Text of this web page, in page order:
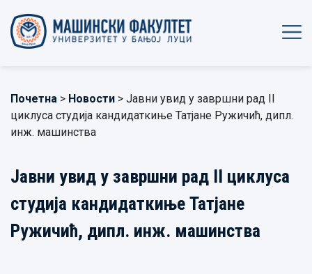
Почетна > Новости > Јавни увид у завршни рад II
циклуса студија кандидаткиње Татјане Ружичић, дипл.
инж. машинства
Јавни увид у завршни рад II циклуса
студија кандидаткиње Татјане
Ружичић, дипл. инж. машинства